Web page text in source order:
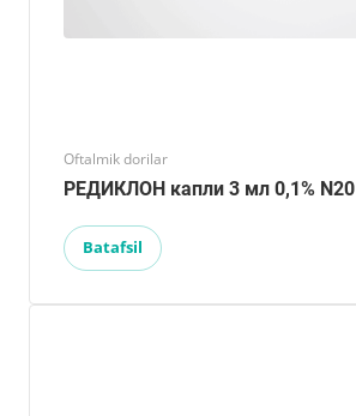
Oftalmik dorilar
РЕДИКЛОН капли 3 мл 0,1% N20
Batafsil